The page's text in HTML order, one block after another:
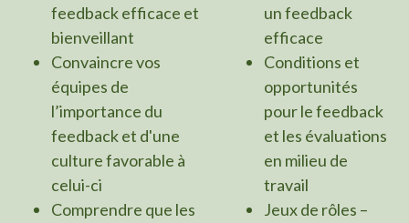
feedback efficace et
bienveillant
Convaincre vos
équipes de
l’importance du
feedback et d'une
culture favorable à
celui-ci
Comprendre que les
un feedback
efficace
Conditions et
opportunités
pour le feedback
et les évaluations
en milieu de
travail
Jeux de rôles –